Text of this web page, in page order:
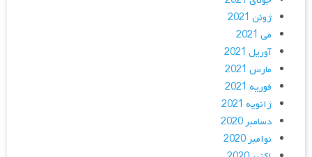
ژوئن 2021
می 2021
آوریل 2021
مارس 2021
فوریه 2021
ژانویه 2021
دسامبر 2020
نوامبر 2020